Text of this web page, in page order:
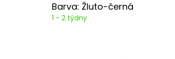
Barva: Žluto-černá
1 - 2 týdny